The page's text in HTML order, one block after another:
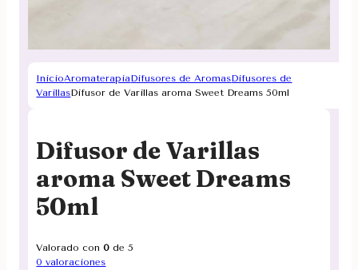
InicioAromaterapiaDifusores de AromasDifusores de
VarillasDifusor de Varillas aroma Sweet Dreams 50ml
Difusor de Varillas
aroma Sweet Dreams
50ml
Valorado con0 de 5
0 valoraciones